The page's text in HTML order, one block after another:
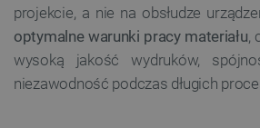
projekcie, a nie na obsłudze
optymalne warunki pracy materiału,
wysoką jakość wydruków,
niezawodność podczas długich